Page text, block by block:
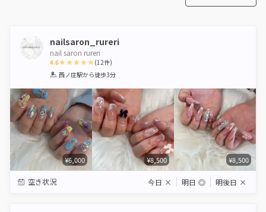
nailsaron_rureri
nail saron rureri
4.6
1 2 3 4 5
(12件)
西ノ庄駅から徒歩3分
¥6,000 ¥8,500 ¥8,500
空き状況 今日 × 明日 ◎ 明後日 ×